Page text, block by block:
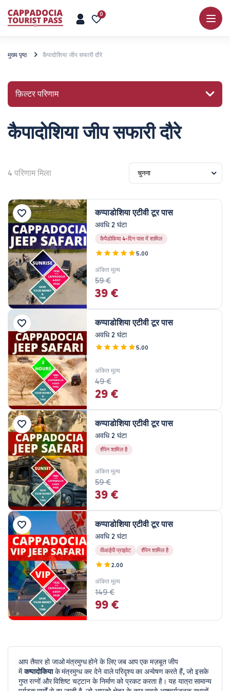
0
मुख्य पृष्ठ कैपादोशिया जीप सफारी दौरे
फ़िल्टर परिणाम
किसी स्थान या गतिविधि की खोज करें
मूल्य सीमा
0EUR
भ्रमण की अवधि
45 मिनट
80 मिनट
1 घंटा
1 - 3 घंटा
2 घंटा
3 घंटा
4 घंटा
7 - 8 घंटा
1 रात 2 दिन
2 रात 3 दिन
3 रात 4 दिन
4 रात 5 दिन
कैपादोशिया जीप सफारी दौरे
4 परिणाम मिला
कप्पाडोशिया एटीवी टूर पास
अवधि 2 घंटा
कैपैडोकिया 4-दिन पास में शामिल
5.00
अंकित मूल्य
59 €
39 €
कप्पाडोशिया एटीवी टूर पास
अवधि 2 घंटा
5.00
अंकित मूल्य
49 €
29 €
कप्पाडोशिया एटीवी टूर पास
अवधि 2 घंटा
शैंपेन शामिल है
अंकित मूल्य
59 €
39 €
कप्पाडोशिया एटीवी टूर पास
अवधि 2 घंटा
वीआईपी प्राइवेट शैंपेन शामिल है
2.00
अंकित मूल्य
149 €
99 €
आप तैयार हो जाओ मंत्रमुग्ध होने के लिए जब आप एक मज़बूत जीप
मेंकप्पादोकियाके मंत्रमुग्ध कर देने वाले परिदृश्य का अन्वेषण करते हैं, जो इसके
गुप्त रत्नों और विशिष्ट चट्टान के निर्माण को प्रकट करता है। यह यात्रा सामान्य